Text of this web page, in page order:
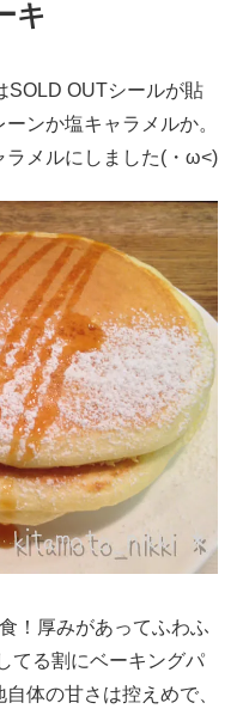
キ
SOLD OUTシールが貼
ンか塩キャラメルか。
ラメルにしました(・ω<)
！厚みがあってふわふ
てる割にベーキングパ
体の甘さは控えめで、